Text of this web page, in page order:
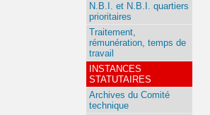
N.B.I. et N.B.I. quartiers
prioritaires
Traitement,
rémunération, temps de
travail
INSTANCES
STATUTAIRES
Archives du Comité
technique